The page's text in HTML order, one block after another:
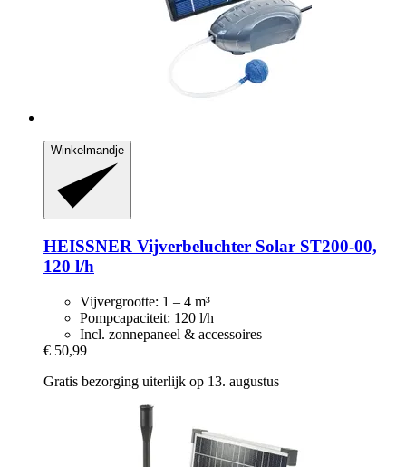
Winkelmandje
HEISSNER Vijverbeluchter Solar ST200-​00,
120 l/h
Vijvergrootte: 1 – 4 m³
Pompcapaciteit: 120 l/h
Incl. zonnepaneel & accessoires
€ 50,99
Gratis bezorging uiterlijk op 13. augustus